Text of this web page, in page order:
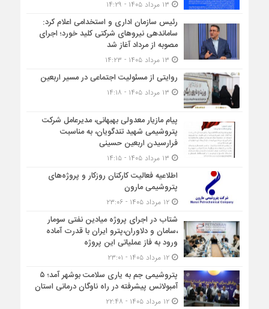
رئیس سازمان اداری و استخدامی اعلام کرد:
ساماندهی نیروهای شرکتی کلید خورد؛ اجرای
مصوبه از مرداد آغاز شد
روایتی از مسئولیت اجتماعی در مسیر اربعین
پیام مازیار معدولی بهبهانی، مدیرعامل شرکت
پتروشیمی شهید تندگویان، به مناسبت
فرارسیدن اربعین حسینی
اطلاعیه فعالیت کارکنان روزکار و پروژه‌های
پتروشیمی مارون
۱۲ مرداد ۱۴۰۵ - ۲۳:۰۶
شتاب در اجرای پروژه میادین نفتی سومار
،سامان و دلاوران،پترو ایران با قدرت آماده
ورود به فاز عملیاتی این پروژه
۱۲ مرداد ۱۴۰۵ - ۲۳:۰۱
پتروشیمی جم به یاری سلامت بوشهر آمد؛ ۵
آمبولانس پیشرفته در راه ناوگان درمانی استان
۱۲ مرداد ۱۴۰۵ - ۲۲:۴۸